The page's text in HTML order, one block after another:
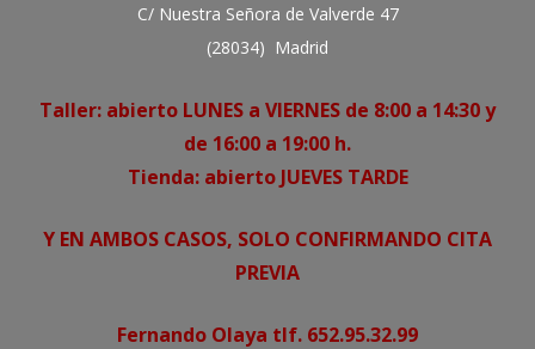
C/ Nuestra Señora de Valverde 47
(28034) Madrid
Taller: abierto LUNES a VIERNES de 8:00 a 14:30 y
de 16:00 a 19:00 h.
Tienda: abierto JUEVES TARDE
Y EN AMBOS CASOS, SOLO CONFIRMANDO CITA
PREVIA
Fernando Olaya tlf. 652.95.32.99